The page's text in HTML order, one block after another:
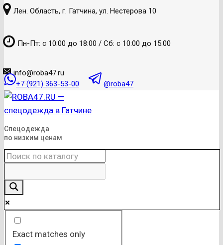
к
Лен. Область, г. Гатчина, ул. Нестерова 10
Пн-Пт: с 10:00 до 18:00 / Сб: с 10:00 до 15:00
info@roba47.ru
+7 (921) 363-53-00
@roba47
Спецодежда
по низким ценам
Exact matches only